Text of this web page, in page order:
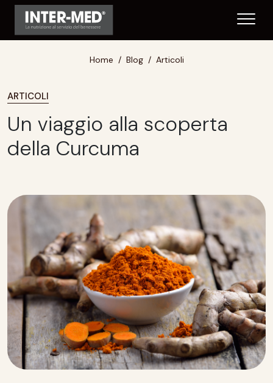
Home Blog Articoli
ARTICOLI
Un viaggio alla scoperta
della Curcuma